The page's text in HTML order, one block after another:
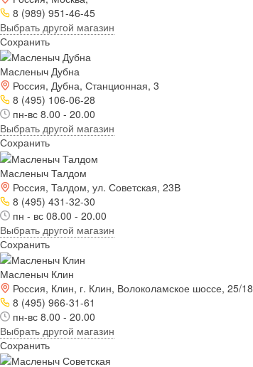
8 (989) 951-46-45
Выбрать другой магазин
Сохранить
Масленыч Дубна
Россия, Дубна, Станционная, 3
8 (495) 106-06-28
пн-вс 8.00 - 20.00
Выбрать другой магазин
Сохранить
Масленыч Талдом
Россия, Талдом, ул. Советская, 23В
8 (495) 431-32-30
пн - вс 08.00 - 20.00
Выбрать другой магазин
Сохранить
Масленыч Клин
Россия, Клин, г. Клин, Волоколамское шоссе, 25/18
8 (495) 966-31-61
пн-вс 8.00 - 20.00
Выбрать другой магазин
Сохранить